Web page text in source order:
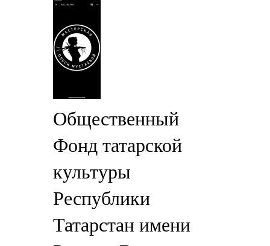
Общественный
Фонд татарской
культуры
Республики
Татарстан имени